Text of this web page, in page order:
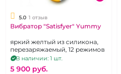
5.0 1 отзыв
Вибратор "Satisfyer" Yummy
яркий желтый из силикона,
перезаряжаемый, 12 режимов
В наличии: 1 шт.
5 900 pуб.